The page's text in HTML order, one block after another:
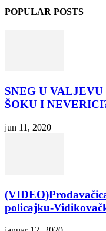
POPULAR POSTS
SNEG U
ŠOKU I
jun 11, 2020
policajku-